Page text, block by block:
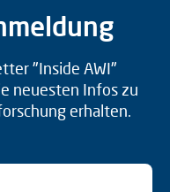
"Inside AWI"
neuesten Infos zu
erhalten.